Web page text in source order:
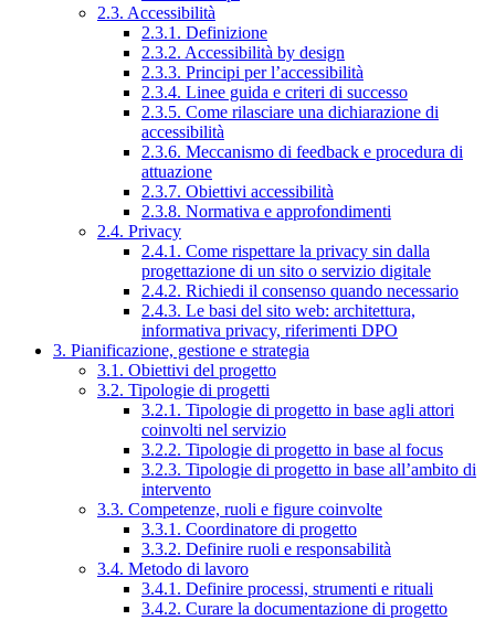
2.3. Accessibilità
2.3.1. Definizione
2.3.2. Accessibilità by design
2.3.3. Principi per l’accessibilità
2.3.4. Linee guida e criteri di successo
2.3.5. Come rilasciare una dichiarazione di
accessibilità
2.3.6. Meccanismo di feedback e procedura di
attuazione
2.3.7. Obiettivi accessibilità
2.3.8. Normativa e approfondimenti
2.4. Privacy
2.4.1. Come rispettare la privacy sin dalla
progettazione di un sito o servizio digitale
2.4.2. Richiedi il consenso quando necessario
2.4.3. Le basi del sito web: architettura,
informativa privacy, riferimenti DPO
3. Pianificazione, gestione e strategia
3.1. Obiettivi del progetto
3.2. Tipologie di progetti
3.2.1. Tipologie di progetto in base agli attori
coinvolti nel servizio
3.2.2. Tipologie di progetto in base al focus
3.2.3. Tipologie di progetto in base all’ambito di
intervento
3.3. Competenze, ruoli e figure coinvolte
3.3.1. Coordinatore di progetto
3.3.2. Definire ruoli e responsabilità
3.4. Metodo di lavoro
3.4.1. Definire processi, strumenti e rituali
3.4.2. Curare la documentazione di progetto